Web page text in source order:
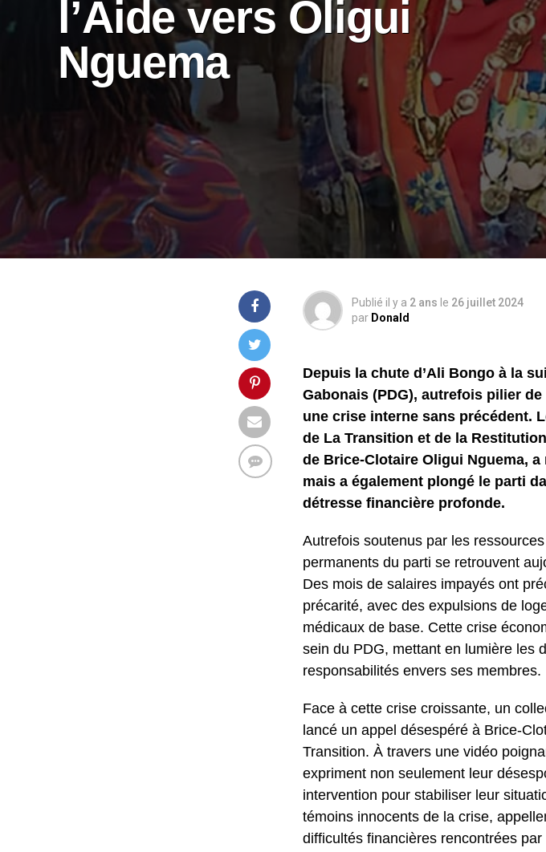
l’Aide vers Oligui
Nguema
Publié il y a 2 ans le 26 juillet 2024
par Donald
Depuis la chute d’Ali Bongo à la
Gabonais (PDG), autrefois pilier
une crise interne sans précédent.
de La Transition et de la
de Brice-Clotaire Oligui Nguema,
mais a également plongé le parti
détresse financière profonde.
Autrefois soutenus par les
permanents du parti se retrouvent
Des mois de salaires impayés ont
précarité, avec des expulsions de
médicaux de base. Cette crise
sein du PDG, mettant en lumière les
responsabilités envers ses membres.
Face à cette crise croissante, un
lancé un appel désespéré à Brice-
Transition. À travers une vidéo
expriment non seulement leur
intervention pour stabiliser leur
témoins innocents de la crise,
difficultés financières rencontrées